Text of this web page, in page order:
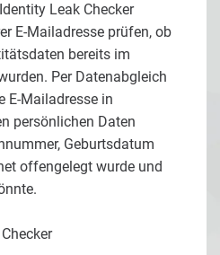
Leak Checker
E-Mailadresse prüfen, ob
bereits im
Per Datenabgleich
E-Mailadresse in
persönlichen Daten
Geburtsdatum
offengelegt wurde und